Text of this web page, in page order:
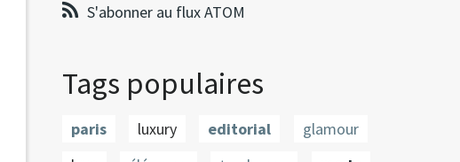
S'abonner au flux ATOM
Tags populaires
paris luxury editorial
glamour